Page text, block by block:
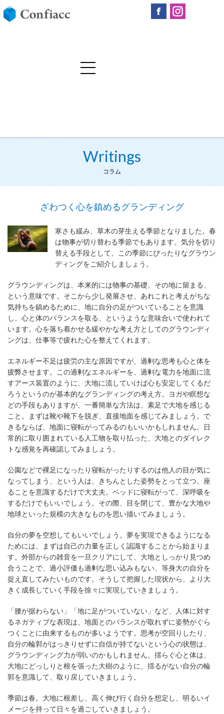
Writings
コラム
ざわつく心を鎮めるグランディング
寒さも緩み、草木の芽生える季節となりました。春
は物事が切り替わる季節でもあります。気分を切り
替える手段として、この季節にぴったりなグラウン
ディングをご紹介しましょう。
グラウンディングは、本来的には物事の基礎、その地に留まる、
という意味です。そこから少し発展させ、あれこれと考えがちな
気持ちを鎮めるために、地に自分の足がついていることを意識
し、心と体のバランスを取る、というような意味合いで使われて
います。心を落ち着かせる緩やかな考え方としてのグラウンディ
ングは、仕事等で疲れた心を整えてくれます。
エネルギー不足は疲労の主な原因ですが、過剰な思考も心と体を
疲弊させます。この過剰なエネルギーを、過剰な電力を地面に流
すアース装置のように、大地に流していけば心も安定してくるだ
ろうというのが基本的なグランディングの考え方。ヨガや瞑想な
どの手段もありますが、一番簡単な方法は、素足で大地を感じる
こと。まずは靴や靴下を脱ぎ、直接地面を感じてみましょう。で
きるならば、地面に寝転がってみるのもいいかもしれません。日
常的に取り囲まれている人工物を取り払った、大地とのダイレク
トな感覚を再確認してみましょう。
公園などで裸足になったり寝転がったりするのは他人の目が気に
なってしまう、という人は、きちんとした姿勢をとって立つ、座
ることを意識するだけで大丈夫。ベッドに寝転がって、深呼吸を
するだけでもいいでしょう。その際、目を閉じて、豊かな大地や
地球といった規模の大きなものを思い描いてみましょう。
自分の夢を空想してもいいでしょう。夢を実現できるようになる
ためには、まずは自己の力量を正しく認識することから始まりま
す。外部からの雑音を一旦クリアにして、大地としっかり見つめ
合うことで、過小評価も過剰な思い込みもない、等身大の自分を
捉え直してみたいものです。そうして把握した現状から、より大
きく成長していく手段を徐々に実現していきましょう。
「腰が据わらない」「地に足がついていない」など、人体に対す
るネガティブな表現は、地面とのバランスが取れずに姿勢がぐら
つくことに由来するものが多いようです。思考が空回りしたり、
自分の輪郭がはっきりせずに自信が持てないという心の状態は、
グラウンディング力が弱いのかもしれません。揺らぐ心と体は、
大地にどっしりと根を張った大樹のように、揺るがない自分の輪
郭を意識して、取り戻していきましょう。
季節は春。大地に根差し、高く伸び行く自分を想定し、明るいイ
メージを持って日々を過ごしていきましょう。